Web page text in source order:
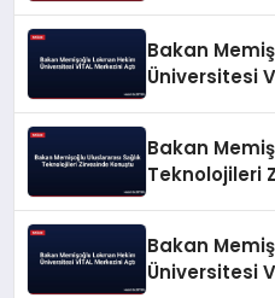
Bakan
Üniversitesi
Bakan
Teknolojileri
Bakan
Üniversitesi